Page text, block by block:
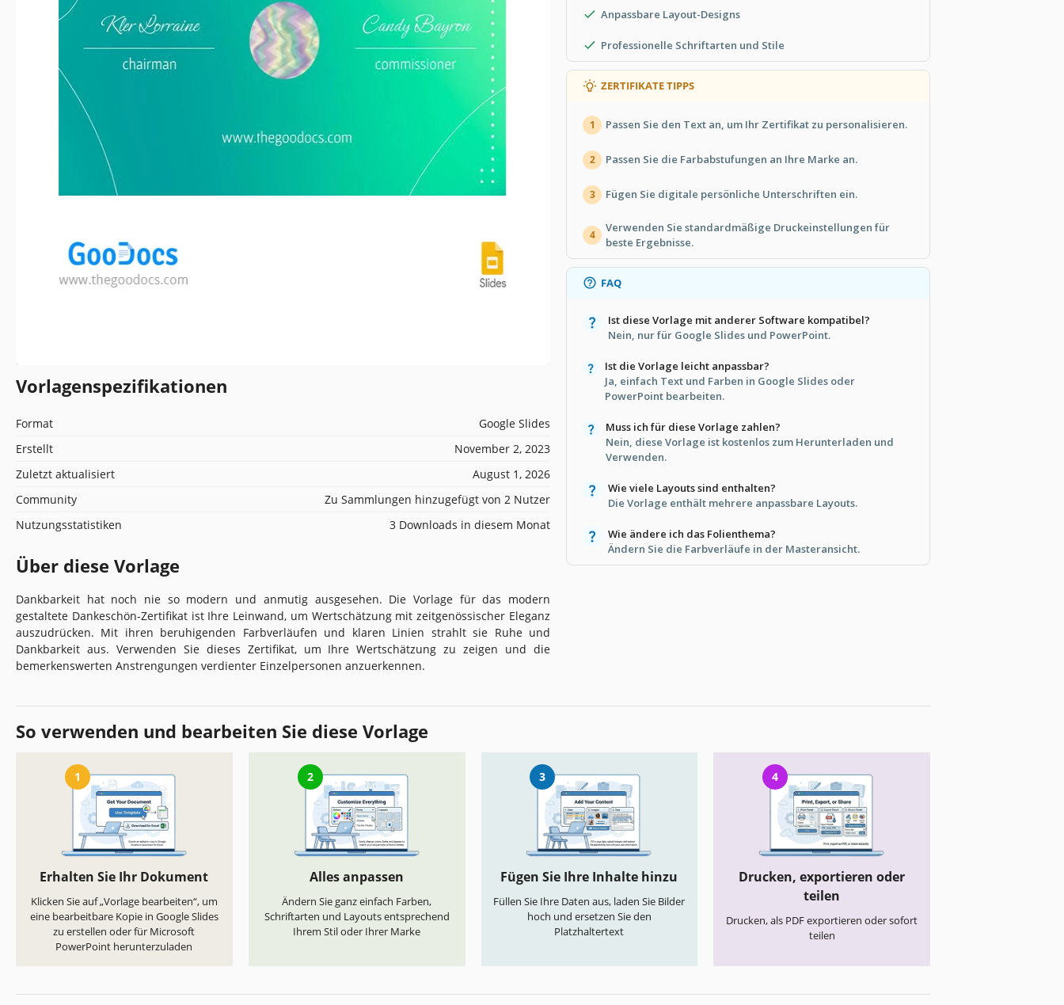
Vorlagenspezifikationen
Format
Google Slides
Erstellt
November 2, 2023
Zuletzt aktualisiert
August 1, 2026
Community
Zu Sammlungen hinzugefügt von 2 Nutzer
Nutzungsstatistiken
3 Downloads in diesem Monat
Über diese Vorlage
Dankbarkeit hat noch nie so modern und anmutig ausgesehen. Die Vorlage für das modern
gestaltete Dankeschön-Zertifikat ist Ihre Leinwand, um Wertschätzung mit zeitgenössischer Eleganz
auszudrücken. Mit ihren beruhigenden Farbverläufen und klaren Linien strahlt sie Ruhe und
Dankbarkeit aus. Verwenden Sie dieses Zertifikat, um Ihre Wertschätzung zu zeigen und die
bemerkenswerten Anstrengungen verdienter Einzelpersonen anzuerkennen.
Anpassbare Layout-Designs
Professionelle Schriftarten und Stile
ZERTIFIKATE TIPPS
1 Passen Sie den Text an, um Ihr Zertifikat zu personalisieren.
2 Passen Sie die Farbabstufungen an Ihre Marke an.
3 Fügen Sie digitale persönliche Unterschriften ein.
4
Verwenden Sie standardmäßige Druckeinstellungen für
beste Ergebnisse.
FAQ
Ist diese Vorlage mit anderer Software kompatibel?
Nein, nur für Google Slides und PowerPoint.
Ist die Vorlage leicht anpassbar?
Ja, einfach Text und Farben in Google Slides oder
PowerPoint bearbeiten.
Muss ich für diese Vorlage zahlen?
Nein, diese Vorlage ist kostenlos zum Herunterladen und
Verwenden.
Wie viele Layouts sind enthalten?
Die Vorlage enthält mehrere anpassbare Layouts.
Wie ändere ich das Folienthema?
Ändern Sie die Farbverläufe in der Masteransicht.
So verwenden und bearbeiten Sie diese Vorlage
1
Erhalten Sie Ihr Dokument
Klicken Sie auf „Vorlage bearbeiten“, um
eine bearbeitbare Kopie in Google Slides
zu erstellen oder für Microsoft
PowerPoint herunterzuladen
2
Alles anpassen
Ändern Sie ganz einfach Farben,
Schriftarten und Layouts entsprechend
Ihrem Stil oder Ihrer Marke
3
Fügen Sie Ihre Inhalte hinzu
Füllen Sie Ihre Daten aus, laden Sie Bilder
hoch und ersetzen Sie den
Platzhaltertext
4
Drucken, exportieren oder
teilen
Drucken, als PDF exportieren oder sofort
teilen